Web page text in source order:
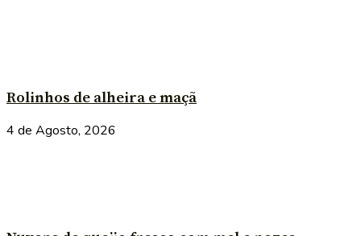
Rolinhos de alheira e maçã
4 de Agosto, 2026